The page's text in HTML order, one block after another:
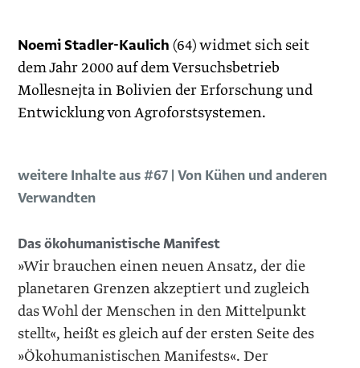
Noemi Stadler-Kaulich (64) widmet sich seit
dem Jahr 2000 auf dem Versuchsbetrieb
Mollesnejta in Bolivien der Erforschung und
Entwicklung von Agroforstsystemen.
weitere Inhalte aus #67 | Von Kühen und anderen
Verwandten
Das ökohumanistische Manifest
»Wir brauchen einen neuen Ansatz, der die
planetaren Grenzen akzeptiert und zugleich
das Wohl der Menschen in den Mittelpunkt
stellt«, heißt es gleich auf der ersten Seite des
»Ökohumanistischen Manifests«. Der